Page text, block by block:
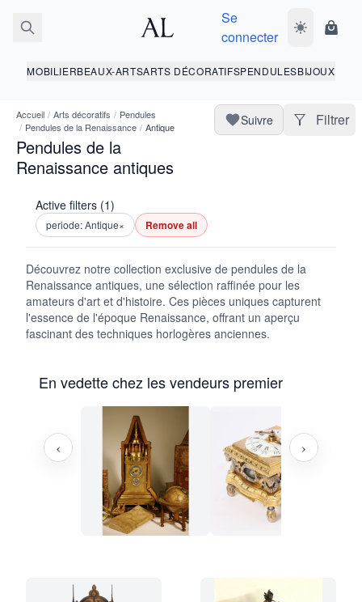
Se
connecter
Basculer le
MOBILIERBEAUX-ARTSARTS DÉCORATIFSPENDULESBIJOUX
Accueil / Arts décoratifs / Pendules
/ Pendules de la Renaissance / Antique
Pendules de la
Renaissance antiques
Suivre Filtrer
Active filters (1)
periode: Antique× Remove all
Découvrez notre collection exclusive de pendules de la
Renaissance antiques, une sélection raffinée pour les
amateurs d'art et d'histoire. Ces pièces uniques capturent
l'essence de l'époque Renaissance, offrant un aperçu
fascinant des techniques horlogères anciennes.
En vedette chez les vendeurs premier
‹ ›